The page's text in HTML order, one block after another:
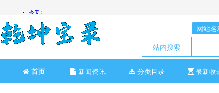
网站名
站内搜索
首页 新闻资讯 分类目录 最新收